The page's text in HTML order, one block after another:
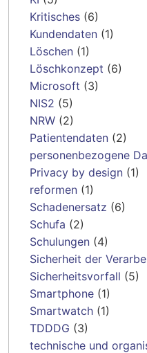
Kritisches (6)
Kundendaten (1)
Löschen (1)
Löschkonzept (6)
Microsoft (3)
NIS2 (5)
NRW (2)
Patientendaten (2)
personenbezogene
Privacy by design (1)
reformen (1)
Schadenersatz (6)
Schufa (2)
Schulungen (4)
Sicherheit der
Sicherheitsvorfall (5)
Smartphone (1)
Smartwatch (1)
TDDDG (3)
technische und